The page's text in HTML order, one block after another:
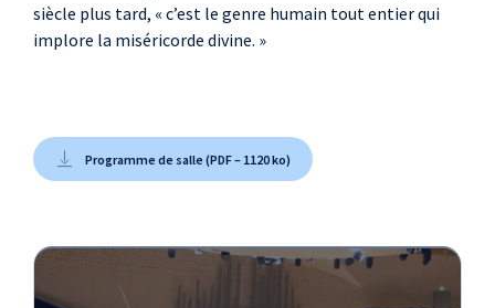
siècle plus tard, « c’est le genre humain tout entier qui
implore la miséricorde divine. »
Programme de salle (PDF – 1120 ko)